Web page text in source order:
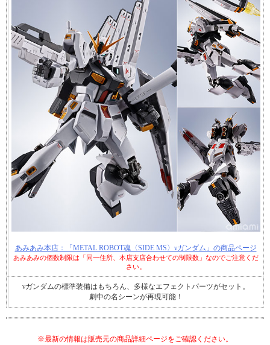
あみあみ本店：「METAL ROBOT魂〈SIDE MS〉νガンダム」の商品ページ
あみあみの個数制限は「同一住所、本店支店合わせての制限数」なのでご注意くだ
さい。
νガンダムの標準装備はもちろん、多様なエフェクトパーツがセット。
劇中の名シーンが再現可能！
※最新の情報は販売元の商品詳細ページをご確認ください。